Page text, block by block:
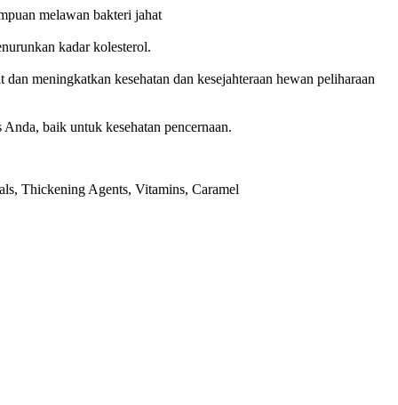
melawan bakteri jahat
kadar kolesterol.
meningkatkan kesehatan dan kesejahteraan hewan peliharaan
baik untuk kesehatan pencernaan.
Thickening Agents, Vitamins, Caramel